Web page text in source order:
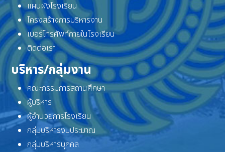
แผนผังโรงเรียน
โครงสร้างการบริหารงาน
เบอร์โทรศัพท์ภายในโรงเรียน
ติดต่อเรา
บริหาร/กลุ่มงาน
คณะกรรมการสถานศึกษา
ผู้บริหาร
ผู้อำนวยการโรงเรียน
กลุ่มบริหารงบประมาณ
กลุ่มบริหารบุคคล